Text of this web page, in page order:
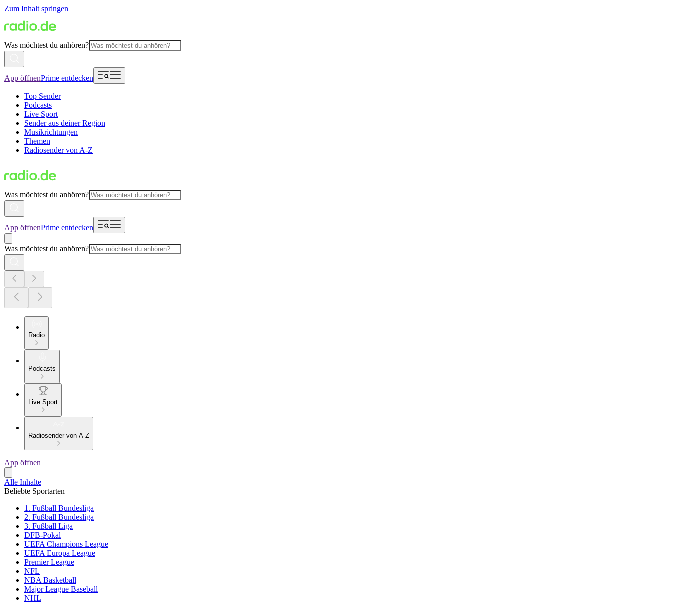
Zum Inhalt springen
Was möchtest du anhören?
App öffnenPrime entdecken
Top Sender
Podcasts
Live Sport
Sender aus deiner Region
Musikrichtungen
Themen
Radiosender von A-Z
Was möchtest du anhören?
App öffnenPrime entdecken
Was möchtest du anhören?
Radio
Podcasts
Live Sport
Radiosender von A-Z
App öffnen
Alle Inhalte
Beliebte Sportarten
1. Fußball Bundesliga
2. Fußball Bundesliga
3. Fußball Liga
DFB-Pokal
UEFA Champions League
UEFA Europa League
Premier League
NFL
NBA Basketball
Major League Baseball
NHL